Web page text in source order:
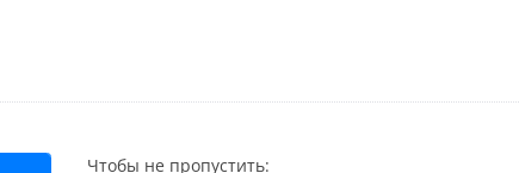
Чтобы не пропустить: